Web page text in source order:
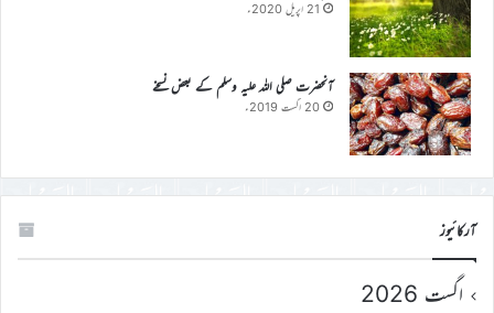
21 اپریل 2020ء
آنحضرت صلی اللہ علیہ وسلم کے بعض نسخے
20 اگست 2019ء
آرکائیوز
اگست 2026